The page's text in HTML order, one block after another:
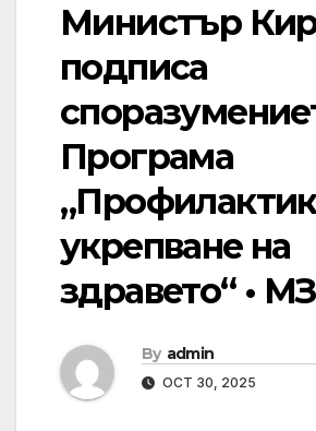
Министър
подписа
Програма
укрепване на
здравето“ • МЗ
By admin
OCT 30, 2025